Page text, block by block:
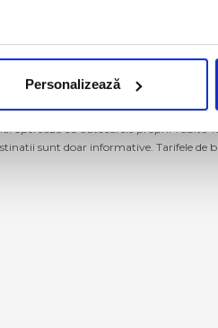
Personalizează
cu autocarele proprii Tabita
sunt doar informative. Tarifele de